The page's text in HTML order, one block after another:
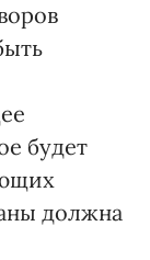
будет
должна